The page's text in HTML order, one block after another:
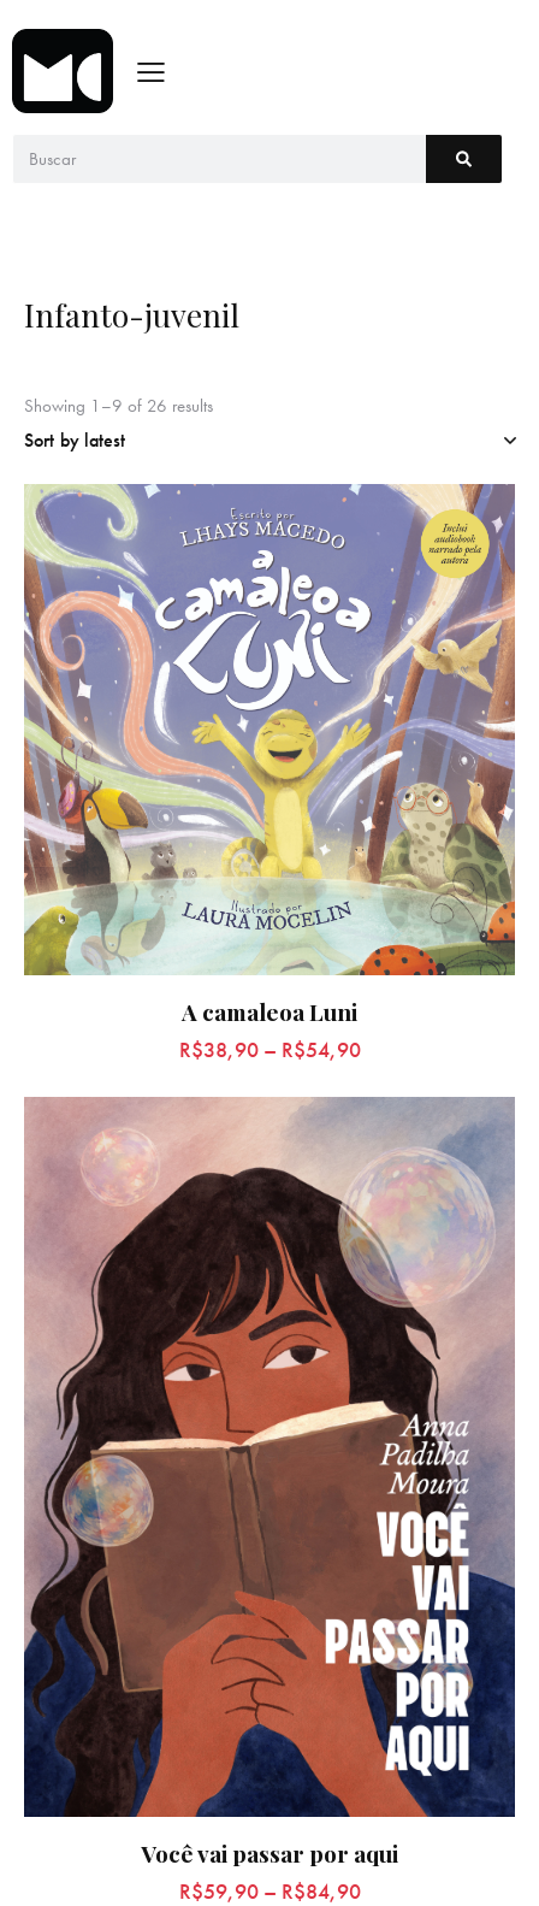
Infanto-juvenil
Showing 1–9 of 26 results
A camaleoa Luni
R$38,90– R$54,90
Você vai passar por aqui
R$59,90– R$84,90